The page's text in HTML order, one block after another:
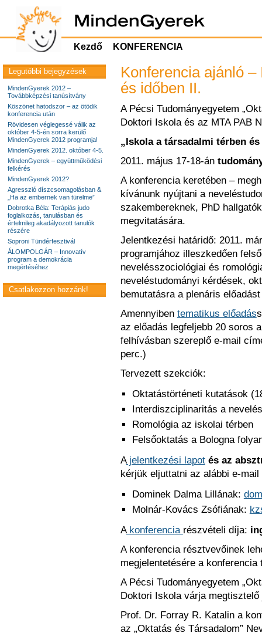
Kezdő KONFERENCIA
Konferencia ajánló
és időben II.
A Pécsi Tudományegyetem
Doktori Iskola és az MTA PAB
„Iskola a társadalmi térben
2011. május 17-18-án
A konferencia keretében –
kívánunk nyújtani a
szakembereknek, PhD
megvitatására.
Jelentkezési határidő: 2011.
programjához illeszkedően
nevelésszociológiai és
neveléstudományi kérdések,
bemutatásra a plenáris
Amennyiben tematikus előadás
az előadás legfeljebb 20 soros
felhívásban szereplő e-mail
perc.)
Tervezett szekciók:
Oktatástörténeti kutatások
Interdiszciplinaritás a
Romológia az iskolai térben
Felsőoktatás a Bologna
Ajelentkezési lapotés az
kérjük eljuttatni az alábbi e-
Dominek Dalma Lillának:
Molnár-Kovács Zsófiának:
Akonferencia részvételi díja:
A konferencia résztvevőinek
megjelentetésére a konferencia
A Pécsi Tudományegyetem
Doktori Iskola várja
Prof. Dr. Forray R. Katalin a
az „Oktatás és Társadalom”
Legutóbbi bejegyzések
MindenGyerek 2012 –
Továbbképzési tanúsítvány
Köszönet hatodszor – az ötödik
konferencia után
Rövidesen véglegessé válik az
október 4-5-én sorra kerülő
MindenGyerek 2012 programja!
MindenGyerek 2012. október 4-5.
MindenGyerek – együttműködési
felkérés
MindenGyerek 2012?
Agresszió díszcsomagolásban &
„Ha az embernek van türelme”
Dobrotka Béla: Terápiás judo
foglalkozás, tanulásban és
értelmileg akadályozott tanulók
részére
Soproni Tündérfesztivál
ÁLOMPOLGÁR – Innovatív
program a demokrácia
megértéséhez
Csatlakozzon hozzánk!